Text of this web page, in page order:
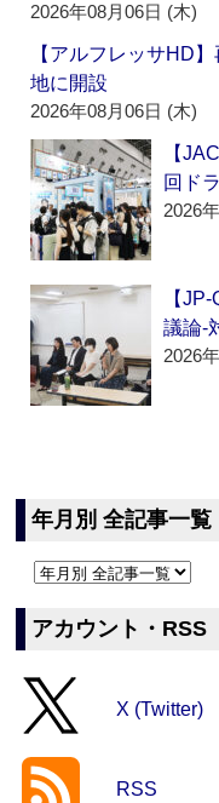
2026年08月06日 (木)
【アルフレッサHD
地に開設
2026年08月06日 (木)
【
回ド
2026
【
議論‐
2026
年月別 全記事一覧
アカウント・RSS
X (Twitter)
RSS